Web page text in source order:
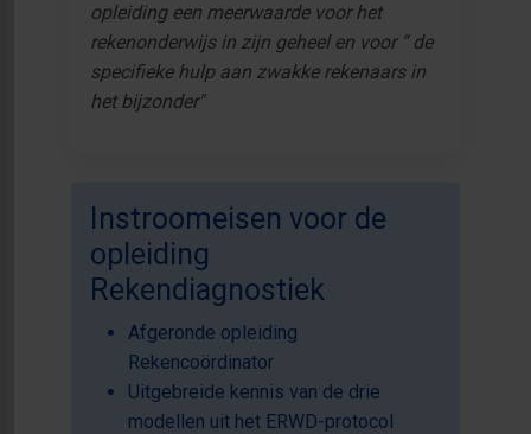
opleiding een meerwaarde voor het
rekenonderwijs in zijn geheel en voor “ de
specifieke hulp aan zwakke rekenaars in
het bijzonder"
Instroomeisen voor de
opleiding
Rekendiagnostiek
Afgeronde opleiding
Rekencoördinator
Uitgebreide kennis van de drie
modellen uit het ERWD-protocol